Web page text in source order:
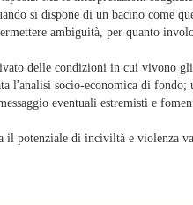
si dispone di un bacino come
ambiguità, per quanto
delle condizioni in cui vivono
l'analisi socio-economica di
eventuali estremisti e
potenziale di inciviltà e violenza